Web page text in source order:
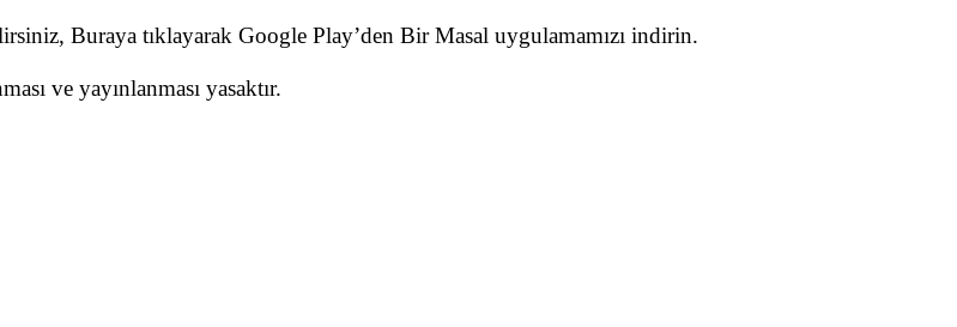
Buraya tıklayarak Google Play’den Bir Masal uygulamamızı indirin.
ve yayınlanması yasaktır.